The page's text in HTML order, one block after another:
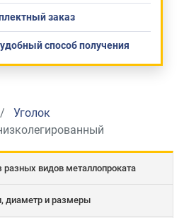
заказ
способ получения
Уголок
разных видов металлопроката
диаметр и размеры